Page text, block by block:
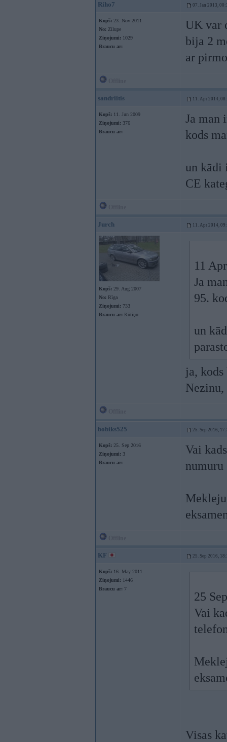
Riho7 07. Jan 2013,
Kopš: 23. Nov 2011
No: Zilupe
Ziņojumi: 1029
Braucu ar:
UK var
bija 2
ar
sandriitis 11. Apr 2014,
Kopš: 11. Jun 2009
Ziņojumi: 376
Braucu ar:
Ja man
kods
un kādi
CE
Jurch 11. Apr 2014,
Kopš: 29. Aug 2007
No: Rīga
Ziņojumi: 733
Braucu ar: Kūtiņu
11
Ja
95.
un
ja, kods
Nezinu,
bobiks525 25. Sep 2016,
Kopš: 25. Sep 2016
Ziņojumi: 3
Braucu ar:
Vai
numuru
KF 25. Sep 2016,
Kopš: 16. May 2011
Ziņojumi: 1446
Braucu ar: 7
25
Vai
Visas